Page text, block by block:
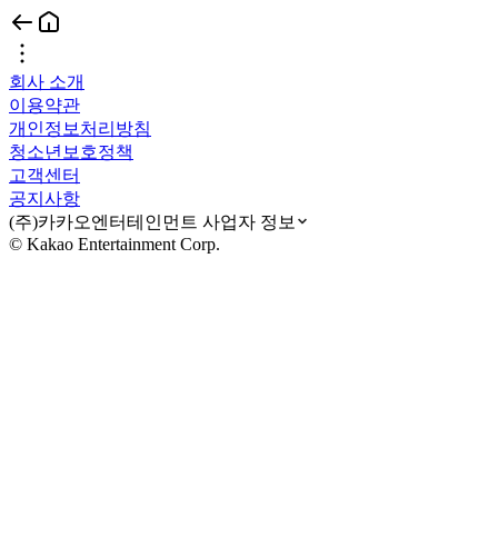
회사 소개
이용약관
개인정보처리방침
청소년보호정책
고객센터
공지사항
(주)카카오엔터테인먼트 사업자 정보
© Kakao Entertainment Corp.